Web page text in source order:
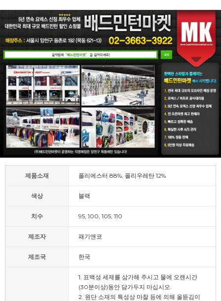
제품소재 폴리에스터 88%, 폴리우레탄 12%
색상 블랙
치수 95, 100, 105, 110
제조자 패기앤코
제조국 한국
1. 표백성 세제를 삼가해 주시고 물에 오랜시간
(30분이상)동안 담가두지 마십시오.
2. 원단 소재의 특성상 마찰 등에 의해 올뜯김이